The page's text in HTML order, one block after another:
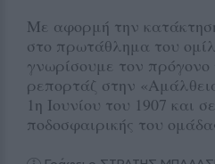
Με αφορμή την
στο πρωτάθλημα του
γνωρίσουμε τον πρόγονο
ρεπορτάζ στην
1η Ιουνίου του 1907 και
ποδοσφαιρικής του